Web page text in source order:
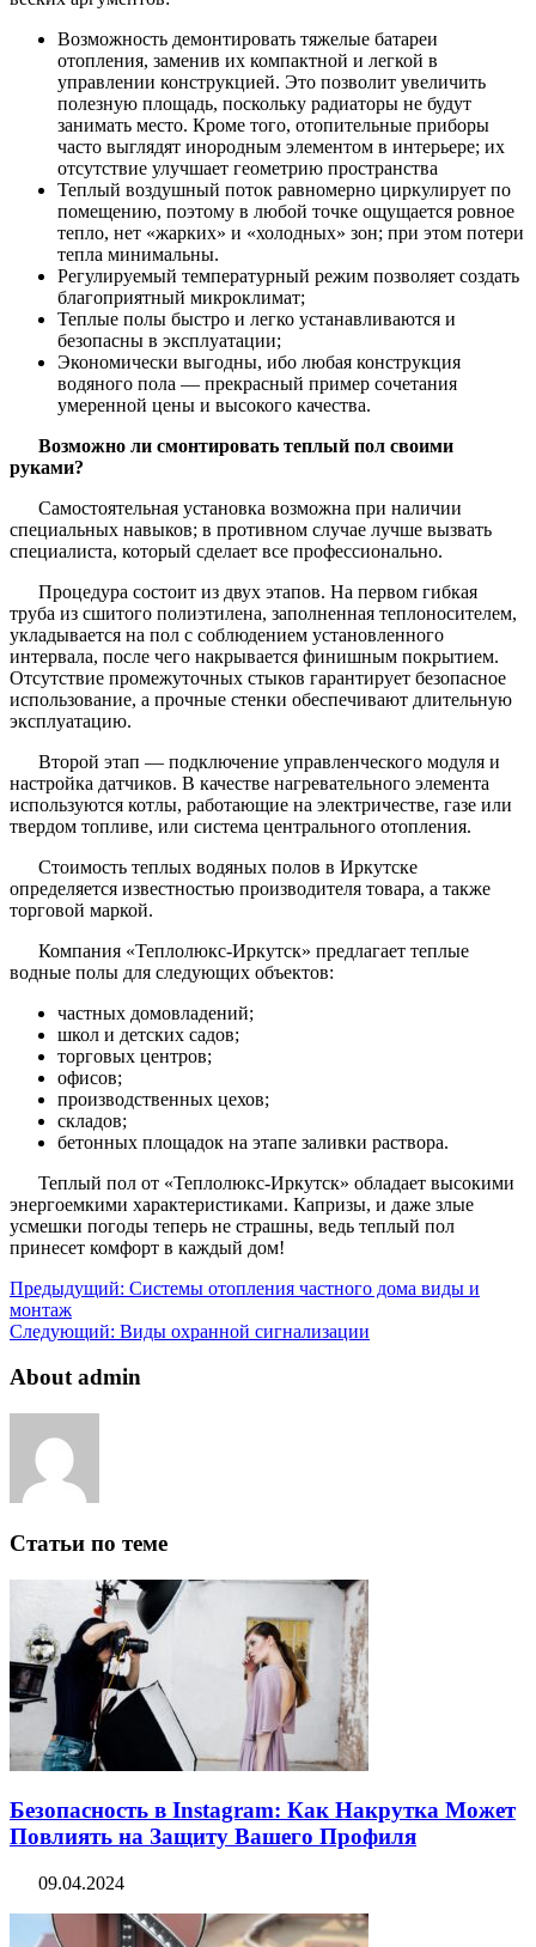
Возможность демонтировать тяжелые батареи
отопления, заменив их компактной и легкой в
управлении конструкцией. Это позволит увеличить
полезную площадь, поскольку радиаторы не будут
занимать место. Кроме того, отопительные приборы
часто выглядят инородным элементом в интерьере; их
отсутствие улучшает геометрию пространства
Теплый воздушный поток равномерно циркулирует по
помещению, поэтому в любой точке ощущается ровное
тепло, нет «жарких» и «холодных» зон; при этом потери
тепла минимальны.
Регулируемый температурный режим позволяет создать
благоприятный микроклимат;
Теплые полы быстро и легко устанавливаются и
безопасны в эксплуатации;
Экономически выгодны, ибо любая конструкция
водяного пола — прекрасный пример сочетания
умеренной цены и высокого качества.
Возможно ли смонтировать теплый пол своими
руками?
Самостоятельная установка возможна при наличии
специальных навыков; в противном случае лучше вызвать
специалиста, который сделает все профессионально.
Процедура состоит из двух этапов. На первом гибкая
труба из сшитого полиэтилена, заполненная теплоносителем,
укладывается на пол с соблюдением установленного
интервала, после чего накрывается финишным покрытием.
Отсутствие промежуточных стыков гарантирует безопасное
использование, а прочные стенки обеспечивают длительную
эксплуатацию.
Второй этап — подключение управленческого модуля и
настройка датчиков. В качестве нагревательного элемента
используются котлы, работающие на электричестве, газе или
твердом топливе, или система центрального отопления.
Стоимость теплых водяных полов в Иркутске
определяется известностью производителя товара, а также
торговой маркой.
Компания «Теплолюкс-Иркутск» предлагает теплые
водные полы для следующих объектов:
частных домовладений;
школ и детских садов;
торговых центров;
офисов;
производственных цехов;
складов;
бетонных площадок на этапе заливки раствора.
Теплый пол от «Теплолюкс-Иркутск» обладает высокими
энергоемкими характеристиками. Капризы, и даже злые
усмешки погоды теперь не страшны, ведь теплый пол
принесет комфорт в каждый дом!
Предыдущий: Системы отопления частного дома виды и
монтаж
Следующий: Виды охранной сигнализации
About admin
Статьи по теме
Безопасность в Instagram: Как Накрутка Может
Повлиять на Защиту Вашего Профиля
09.04.2024